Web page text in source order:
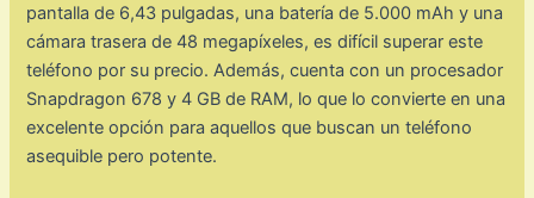
pantalla de 6,43 pulgadas, una batería de 5.000 mAh y una
cámara trasera de 48 megapíxeles, es difícil superar este
teléfono por su precio. Además, cuenta con un procesador
Snapdragon 678 y 4 GB de RAM, lo que lo convierte en una
excelente opción para aquellos que buscan un teléfono
asequible pero potente.